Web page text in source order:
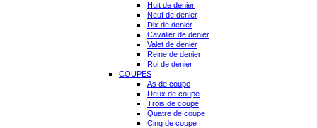
Huit de denier
Neuf de denier
Dix de denier
Cavalier de denier
Valet de denier
Reine de denier
Roi de denier
COUPES
As de coupe
Deux de coupe
Trois de coupe
Quatre de coupe
Cinq de coupe